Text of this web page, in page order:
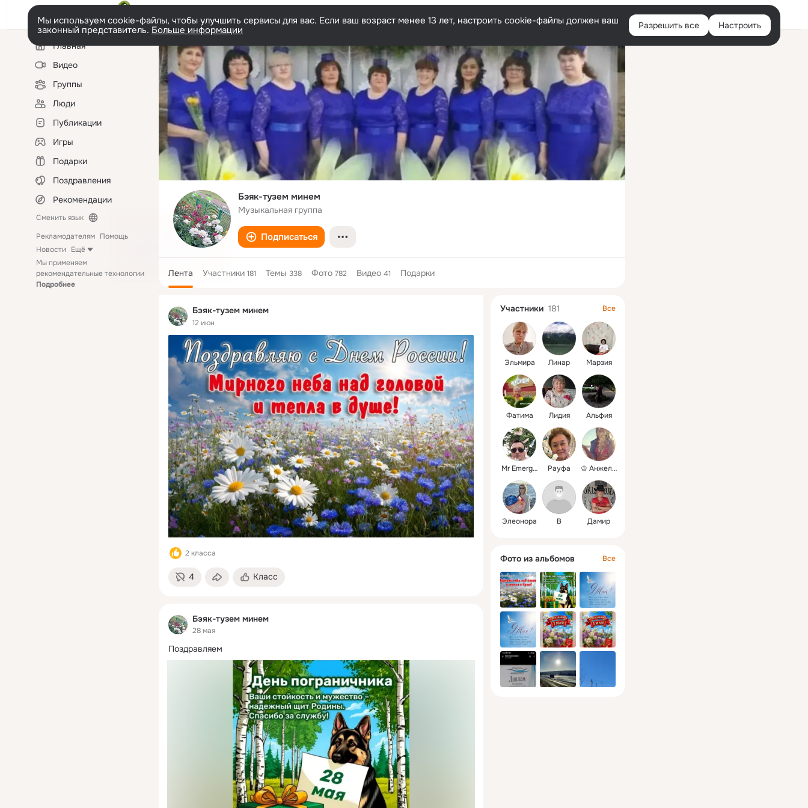
Войти
Мы используем cookie-файлы, чтобы улучшить сервисы для вас. Если ваш возраст менее 13 лет, настроить cookie-файлы должен ваш
законный представитель. Больше информации Разрешить все Настроить
Левая
колонкаГлавная
Видео
Группы
Люди
Публикации
Игры
Подарки
Поздравления
Рекомендации
Сменить язык
Рекламодателям Помощь
Новости Ещё
Мы применяем
рекомендательные технологии
Подробнее
Бэяк-тузем минем
Музыкальная группа
Подписаться
Лента Участники 181 Темы 338 Фото 782 Видео 41 Подарки
Бэяк-тузем минем
12 июн
2 класса
4 Класс
Бэяк-тузем минем
28 мая
Поздравляем
колонка
Участники 181 Все
Эльмира Линар Марзия
Фатима Лидия Альфия
Mr Emergency Рауфа ♔ Анжелика
Элеонора В Дамир
Фото из альбомов Все